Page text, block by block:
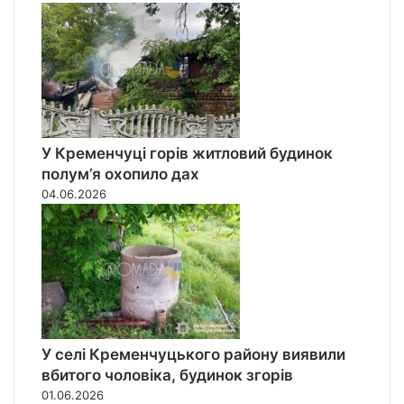
с
е
л
е
н
н
я
)У Кременчуці горів житловий будинок
полум’я охопило дах
04.06.2026
У селі Кременчуцького району виявили
вбитого чоловіка, будинок згорів
01.06.2026